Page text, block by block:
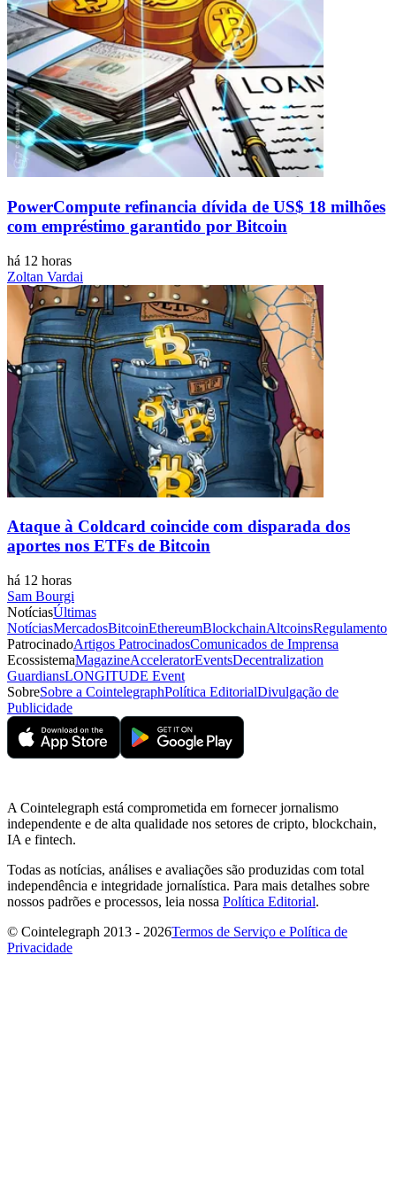
PowerCompute refinancia dívida de US$ 18 milhões
com empréstimo garantido por Bitcoin
há 12 horas
Zoltan Vardai
Ataque à Coldcard coincide com disparada dos
aportes nos ETFs de Bitcoin
há 12 horas
Sam Bourgi
NotíciasÚltimas
NotíciasMercadosBitcoinEthereumBlockchainAltcoinsRegulamento
PatrocinadoArtigos PatrocinadosComunicados de Imprensa
EcossistemaMagazineAcceleratorEventsDecentralization
GuardiansLONGITUDE Event
SobreSobre a CointelegraphPolítica EditorialDivulgação de
Publicidade
A Cointelegraph está comprometida em fornecer jornalismo
independente e de alta qualidade nos setores de cripto, blockchain,
IA e fintech.
Todas as notícias, análises e avaliações são produzidas com total
independência e integridade jornalística. Para mais detalhes sobre
nossos padrões e processos, leia nossa Política Editorial.
© Cointelegraph 2013 - 2026Termos de Serviço e Política de
Privacidade